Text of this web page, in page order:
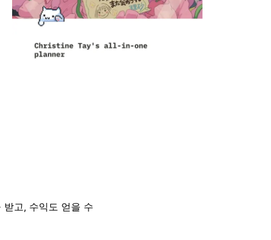
고, 수익도 얻을 수